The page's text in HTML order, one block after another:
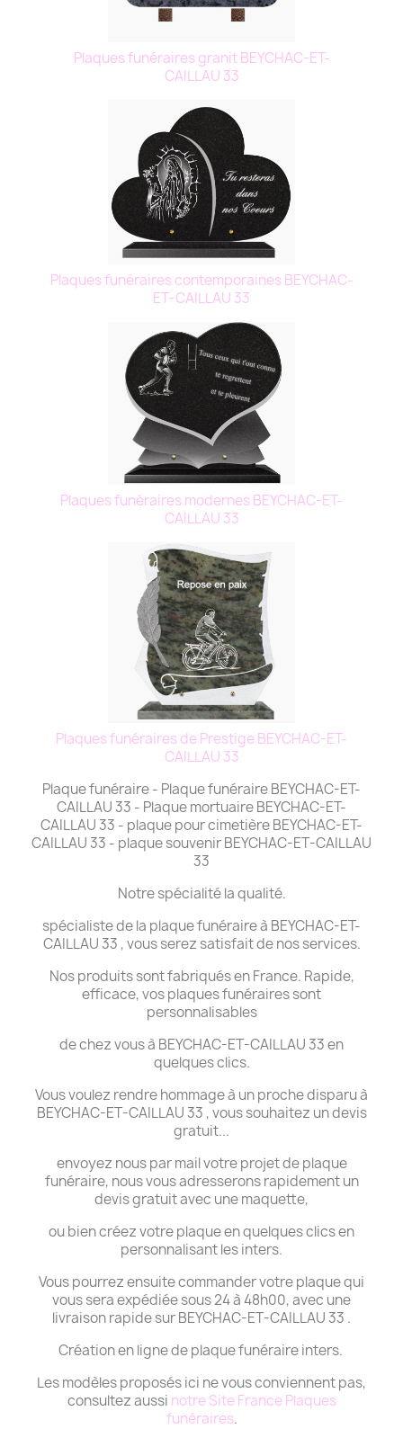
Plaques funéraires granit BEYCHAC-ET-
CAILLAU 33
Plaques funéraires contemporaines BEYCHAC-
ET-CAILLAU 33
Plaques funéraires modernes BEYCHAC-ET-
CAILLAU 33
Plaques funéraires de Prestige BEYCHAC-ET-
CAILLAU 33
Plaque funéraire - Plaque funéraire BEYCHAC-ET-
CAILLAU 33 - Plaque mortuaire BEYCHAC-ET-
CAILLAU 33 - plaque pour cimetière BEYCHAC-ET-
CAILLAU 33 - plaque souvenir BEYCHAC-ET-CAILLAU
33
Notre spécialité la qualité.
spécialiste de la plaque funéraire à BEYCHAC-ET-
CAILLAU 33 , vous serez satisfait de nos services.
Nos produits sont fabriqués en France. Rapide,
efficace, vos plaques funéraires sont
personnalisables
de chez vous à BEYCHAC-ET-CAILLAU 33 en
quelques clics.
Vous voulez rendre hommage à un proche disparu à
BEYCHAC-ET-CAILLAU 33 , vous souhaitez un devis
gratuit...
envoyez nous par mail votre projet de plaque
funéraire, nous vous adresserons rapidement un
devis gratuit avec une maquette,
ou bien créez votre plaque en quelques clics en
personnalisant les inters.
Vous pourrez ensuite commander votre plaque qui
vous sera expédiée sous 24 à 48h00, avec une
livraison rapide sur BEYCHAC-ET-CAILLAU 33 .
Création en ligne de plaque funéraire inters.
Les modèles proposés ici ne vous conviennent pas,
consultez aussi notre Site France Plaques
funéraires.